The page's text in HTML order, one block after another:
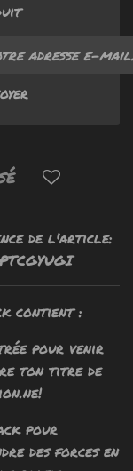
de l'article:
contient :
pour venir
ton titre de
pour
des forces en